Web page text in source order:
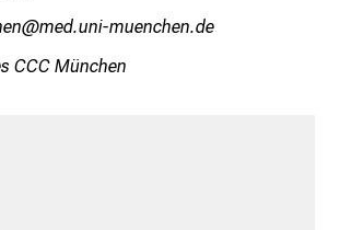
vimeful_vfiuyziu-mi
CCC München